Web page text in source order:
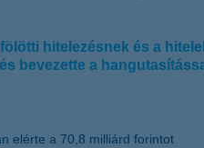
hitelezésnek és a
bevezette a
elérte a 70,8 milliárd forintot